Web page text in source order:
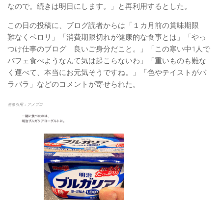
なので。続きは明日にします。」と再利用するとした。
この日の投稿に、ブログ読者からは「１カ月前の賞味期限
難なくペロリ」「消費期限切れが健康的な食事とは」「やっ
つけ仕事のブログ 良いご身分だこと。」「この寒い中1人で
パフェ食べようなんて気は起こらないわ」「重いものも難な
く運べて、本当にお元気そうですね。」「色やテイストがバ
ラバラ」などのコメントが寄せられた。
画像引用：アメブロ